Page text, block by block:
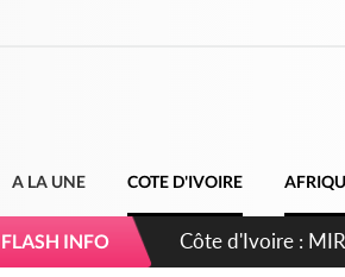
A LA UNE COTE D'IVOIRE
FLASH INFO Côte d'Ivoire :